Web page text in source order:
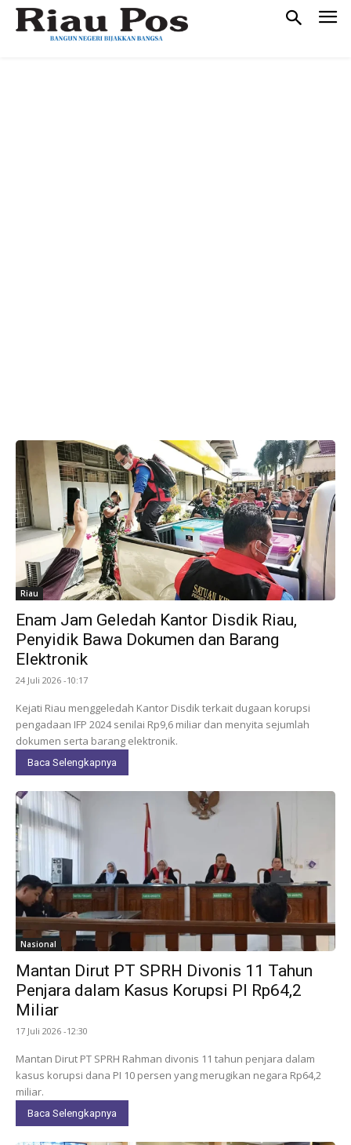
Riau
Enam Jam Geledah Kantor Disdik Riau,
Penyidik Bawa Dokumen dan Barang
Elektronik
24 Juli 2026 -10:17
Kejati Riau menggeledah Kantor Disdik terkait dugaan korupsi
pengadaan IFP 2024 senilai Rp9,6 miliar dan menyita sejumlah
dokumen serta barang elektronik.
Baca Selengkapnya
Nasional
Mantan Dirut PT SPRH Divonis 11 Tahun
Penjara dalam Kasus Korupsi PI Rp64,2
Miliar
17 Juli 2026 -12:30
Mantan Dirut PT SPRH Rahman divonis 11 tahun penjara dalam
kasus korupsi dana PI 10 persen yang merugikan negara Rp64,2
miliar.
Baca Selengkapnya